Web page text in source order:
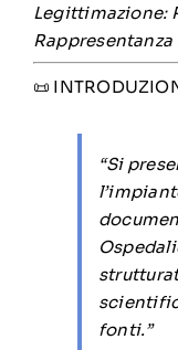
Legittimazione:
📜
“Si
fonti.”